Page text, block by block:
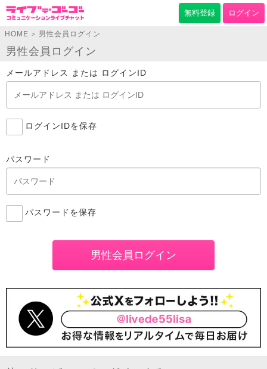
無料登録 ログイン
HOME > 男性会員ログイン
男性会員ログイン
メールアドレス または ログインID
ログインIDを保存
パスワード
パスワードを保存